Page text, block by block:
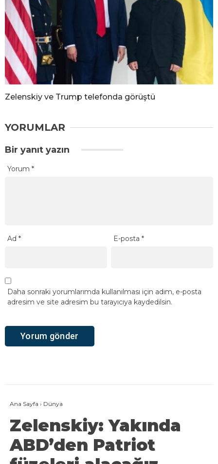
Zelenskiy ve Trump telefonda görüştü
YORUMLAR
Bir yanıt yazın
Yorum *
Ad * E-posta*
Daha sonraki yorumlarımda kullanılması için adım, e-posta
adresim ve site adresim bu tarayıcıya kaydedilsin.
Ana Sayfa › Dünya
Zelenskiy: Yakında
ABD’den Patriot